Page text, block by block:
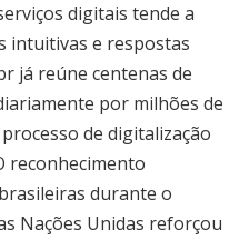
digitais tende a
intuitivas e respostas
já reúne centenas de
por milhões de
de digitalização
reconhecimento
durante o
Nações Unidas reforçou